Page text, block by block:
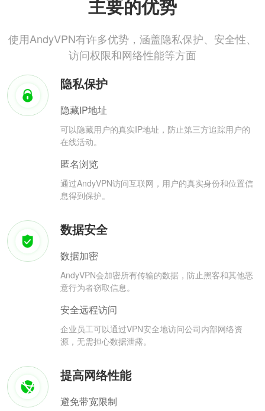
主要的优势
使用AndyVPN有许多优势，涵盖隐私保护、安全性、
访问权限和网络性能等方面
隐私保护
隐藏IP地址
可以隐藏用户的真实IP地址，防止第三方追踪用户的
在线活动。
匿名浏览
通过AndyVPN访问互联网，用户的真实身份和位置信
息得到保护。
数据安全
数据加密
AndyVPN会加密所有传输的数据，防止黑客和其他恶
意行为者窃取信息。
安全远程访问
企业员工可以通过VPN安全地访问公司内部网络资
源，无需担心数据泄露。
提高网络性能
避免带宽限制